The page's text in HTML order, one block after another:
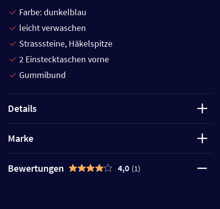
Farbe: dunkelblau
leicht verwaschen
Strasssteine, Häkelspitze
2 Einstecktaschen vorne
Gummibund
Details
Marke
Bewertungen 4,0 (1)